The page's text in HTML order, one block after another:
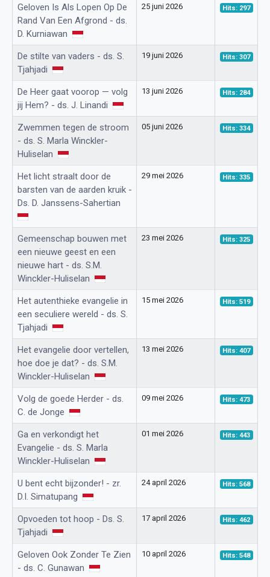
Geloven Is Als Lopen Op De
Rand Van Een Afgrond - ds.
D. Kurniawan
25 juni 2026 Hits: 297
De stilte van vaders - ds. S.
Tjahjadi
19 juni 2026 Hits: 307
De Heer gaat voorop — volg
jij Hem? - ds. J. Linandi
13 juni 2026 Hits: 284
Zwemmen tegen de stroom
- ds. S. Marla Winckler-
Huliselan
05 juni 2026 Hits: 334
Het licht straalt door de
barsten van de aarden kruik -
Ds. D. Janssens-Sahertian
29 mei 2026 Hits: 335
Gemeenschap bouwen met
een nieuwe geest en een
nieuwe hart - ds. S.M.
Winckler-Huliselan
23 mei 2026 Hits: 325
Het autenthieke evangelie in
een seculiere wereld - ds. S.
Tjahjadi
15 mei 2026 Hits: 519
Het evangelie door vertellen,
hoe doe je dat? - ds. S.M.
Winckler-Huliselan
13 mei 2026 Hits: 407
Volg de goede Herder - ds.
C. de Jonge
09 mei 2026 Hits: 473
Ga en verkondigt het
Evangelie - ds. S. Marla
Winckler-Huliselan
01 mei 2026 Hits: 443
U bent echt bijzonder! - zr.
D.I. Simatupang
24 april 2026 Hits: 568
Opvoeden tot hoop - Ds. S.
Tjahjadi
17 april 2026 Hits: 462
Geloven Ook Zonder Te Zien
- ds. C. Gunawan
10 april 2026 Hits: 548